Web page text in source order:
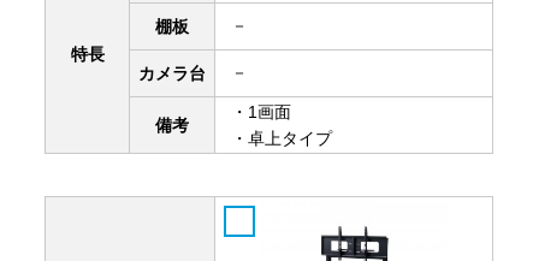
特長
棚板 －
カメラ台 －
備考
・1画面
・卓上タイプ